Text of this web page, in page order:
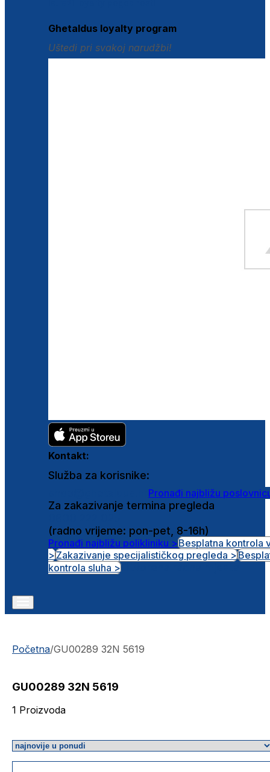
Ghetaldus loyalty program
Uštedi pri svakoj narudžbi!
Kontakt:
Služba za korisnike:
Pronađi najbližu
Za zakazivanje termina pregleda
(radno vrijeme: pon-pet, 8-16h)
Pronađi najbližu polikliniku >Besplatna kontrola
>Zakazivanje specijalističkog pregleda >
kontrola sluha >
Početna/GU00289 32N 5619
GU00289 32N 5619
1 Proizvoda